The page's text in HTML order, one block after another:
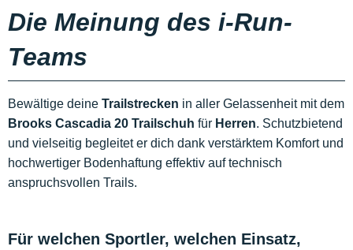
Die Meinung des i-Run-
Teams
Bewältige deine Trailstrecken in aller Gelassenheit mit dem
Brooks Cascadia 20 Trailschuh für Herren. Schutzbietend
und vielseitig begleitet er dich dank verstärktem Komfort und
hochwertiger Bodenhaftung effektiv auf technisch
anspruchsvollen Trails.
Für welchen Sportler, welchen Einsatz,